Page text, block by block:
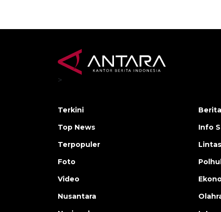
>
Terkini
Top News
Terpopuler
Foto
Video
Nusantara
Info